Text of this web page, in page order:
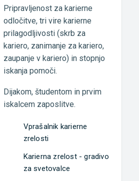
Pripravljenost za karierne
odločitve, tri vire karierne
prilagodljivosti (skrb za
kariero, zanimanje za kariero,
zaupanje v kariero) in stopnjo
iskanja pomoči.
Dijakom, študentom in prvim
iskalcem zaposlitve.
Vprašalnik karierne
zrelosti
Karierna zrelost - gradivo
za svetovalce